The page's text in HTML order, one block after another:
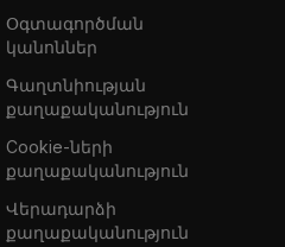
Օգտագործման
կանոններ
Գաղտնիության
քաղաքականություն
Cookie-ների
քաղաքականություն
Վերադարձի
քաղաքականություն